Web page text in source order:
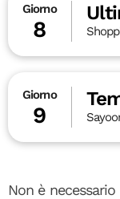
Giorno
8
Giorno
9
Non è